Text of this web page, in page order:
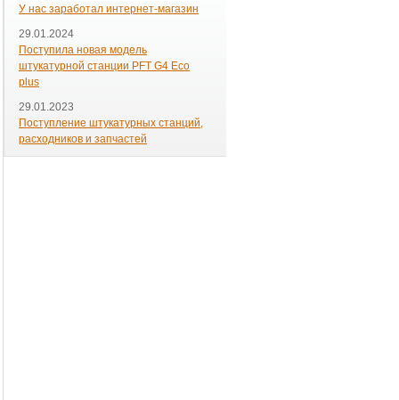
У нас заработал интернет-магазин
29.01.2024
Поступила новая модель
штукатурной станции PFT G4 Eco
plus
29.01.2023
Поступление штукатурных станций,
расходников и запчастей